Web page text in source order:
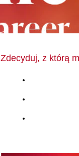
Zdecyduj, z którą